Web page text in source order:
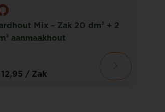
Mix – Zak 20 dm³ + 2
aanmaakhout
/ Zak